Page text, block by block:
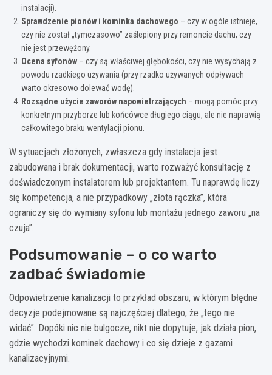
instalacji).
Sprawdzenie pionów i kominka dachowego – czy w ogóle istnieje,
czy nie został „tymczasowo” zaślepiony przy remoncie dachu, czy
nie jest przewężony.
Ocena syfonów – czy są właściwej głębokości, czy nie wysychają z
powodu rzadkiego używania (przy rzadko używanych odpływach
warto okresowo dolewać wodę).
Rozsądne użycie zaworów napowietrzających – mogą pomóc przy
konkretnym przyborze lub końcówce długiego ciągu, ale nie naprawią
całkowitego braku wentylacji pionu.
W sytuacjach złożonych, zwłaszcza gdy instalacja jest
zabudowana i brak dokumentacji, warto rozważyć konsultację z
doświadczonym instalatorem lub projektantem. Tu naprawdę liczy
się kompetencja, a nie przypadkowy „złota rączka”, która
ograniczy się do wymiany syfonu lub montażu jednego zaworu „na
czuja”.
Podsumowanie – o co warto
zadbać świadomie
Odpowietrzenie kanalizacji to przykład obszaru, w którym błędne
decyzje podejmowane są najczęściej dlatego, że „tego nie
widać”. Dopóki nic nie bulgocze, nikt nie dopytuje, jak działa pion,
gdzie wychodzi kominek dachowy i co się dzieje z gazami
kanalizacyjnymi.